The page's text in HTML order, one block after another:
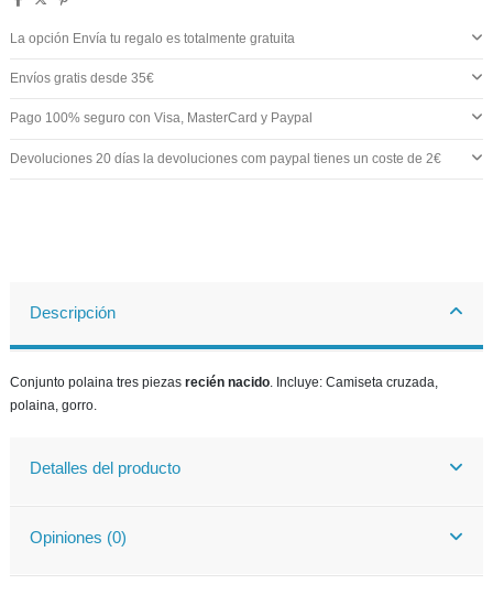
La opción Envía tu regalo es totalmente gratuita
Envíos gratis desde 35€
Pago 100% seguro con Visa, MasterCard y Paypal
Devoluciones 20 días la devoluciones com paypal tienes un coste de 2€
Descripción
Conjunto polaina tres piezas recién nacido. Incluye: Camiseta cruzada,
polaina, gorro.
Detalles del producto
Opiniones (0)